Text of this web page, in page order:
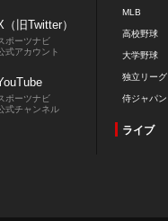
（旧Twitter）
ポーツナビ
式アカウント
ポーツナビ
式チャンネル
MLB
高校野球
大学野球
独立リーグ
侍ジャパン
ライブ